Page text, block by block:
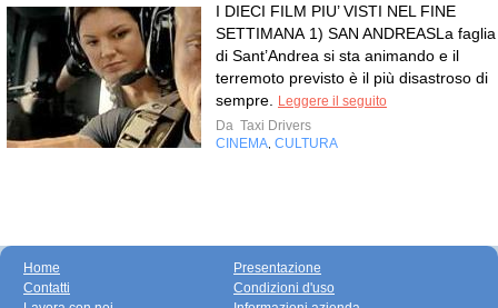
I DIECI FILM PIU’ VISTI NEL FINE
SETTIMANA 1) SAN ANDREASLa faglia
di Sant’Andrea si sta animando e il
terremoto previsto è il più disastroso di
sempre.
Leggere il seguito
Da Taxi Drivers
CINEMA CULTURA
Home
Contatti
Presentazione
Condizioni d'uso